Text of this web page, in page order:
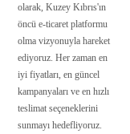
olarak, Kuzey Kıbrıs'ın
öncü e-ticaret platformu
olma vizyonuyla hareket
ediyoruz. Her zaman en
iyi fiyatları, en güncel
kampanyaları ve en hızlı
teslimat seçeneklerini
sunmayı hedefliyoruz.